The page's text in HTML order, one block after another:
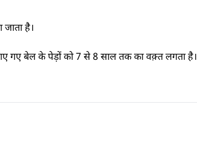
जाता है।
गए बेल के पेड़ों को 7 से 8 साल तक का वक़्त लगता है।